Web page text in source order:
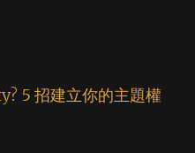
5 招建立你的主題權